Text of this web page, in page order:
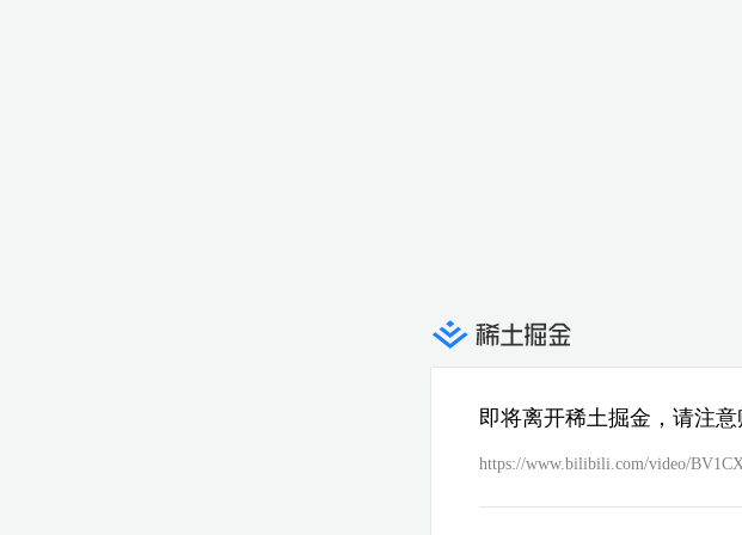
即将离开稀土掘金，请注
https://www.bilibili.com/video/